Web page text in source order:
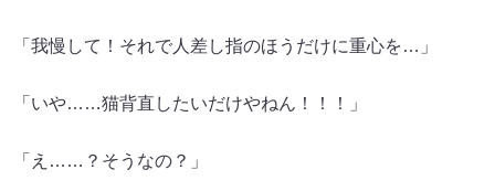
「我慢して！それで人差し指のほうだけに重心を…」
「いや……猫背直したいだけやねん！！！」
「え……？そうなの？」